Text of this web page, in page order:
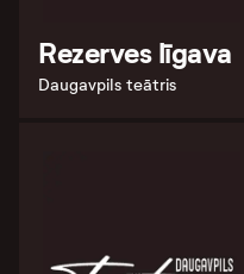
Rezerves līgava
Daugavpils teātris